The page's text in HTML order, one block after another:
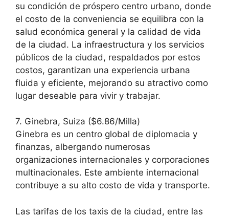
su condición de próspero centro urbano, donde
el costo de la conveniencia se equilibra con la
salud económica general y la calidad de vida
de la ciudad. La infraestructura y los servicios
públicos de la ciudad, respaldados por estos
costos, garantizan una experiencia urbana
fluida y eficiente, mejorando su atractivo como
lugar deseable para vivir y trabajar.
7. Ginebra, Suiza ($6.86/Milla)
Ginebra es un centro global de diplomacia y
finanzas, albergando numerosas
organizaciones internacionales y corporaciones
multinacionales. Este ambiente internacional
contribuye a su alto costo de vida y transporte.
Las tarifas de los taxis de la ciudad, entre las